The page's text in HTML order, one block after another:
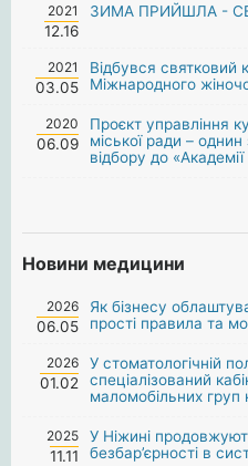
2021
12.16
ЗИМА ПРИЙШЛА -
2021
03.05
Відбувся святковий
Міжнародного
2020
06.09
Проєкт управління
міської ради –
відбору до
Новини медицини
2026
06.05
Як бізнесу
прості правила та
2026
01.02
У стоматологічній
спеціалізований
маломобільних груп
2025
11.11
У Ніжині
безбар’єрності в